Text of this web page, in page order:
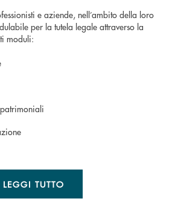
e aziende, nell’ambito della loro
per la tutela legale attraverso la
moduli:
LEGGI TUTTO